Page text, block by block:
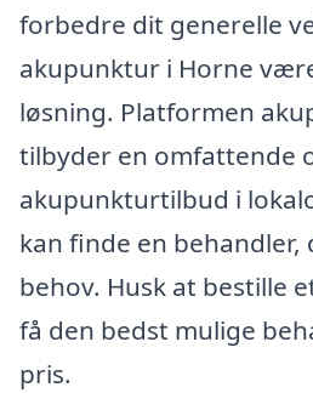
forbedre dit generelle
akupunktur i Horne
løsning. Platformen
tilbyder en omfattende
akupunkturtilbud i
kan finde en behandler,
behov. Husk at bestille
få den bedst mulige
pris.